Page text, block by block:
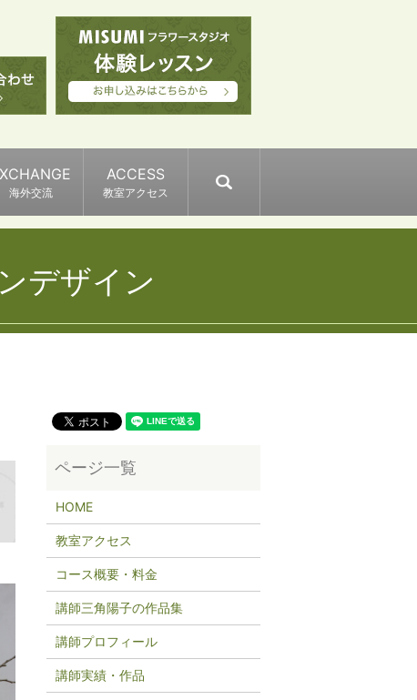
海外交流
ACCESS
教室アクセス
デザイン
HOME
教室アクセス
コース概要・料金
講師三角陽子の作品集
講師プロフィール
講師実績・作品